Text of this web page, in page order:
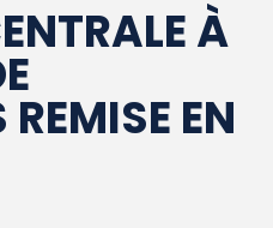
À
EN